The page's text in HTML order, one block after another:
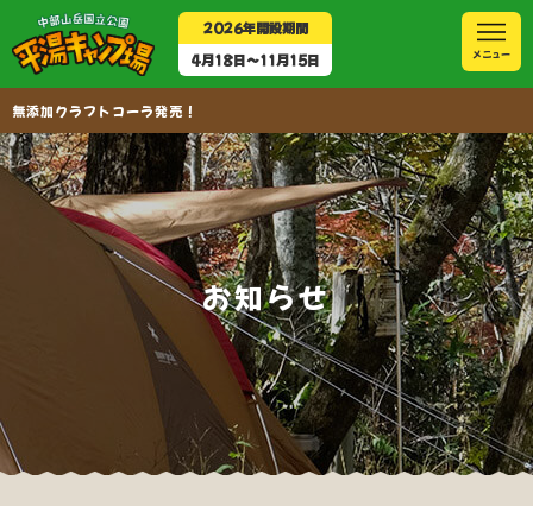
2026年開設期間
4月18日〜11月15日
無添加クラフトコーラ発売！
お知らせ